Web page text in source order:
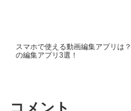
スマホで使える動画編集アプリは
の編集アプリ3選！
コメント